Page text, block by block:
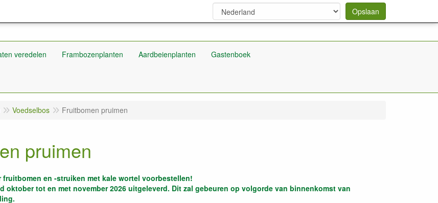
veredelen Frambozenplanten Aardbeienplanten Gastenboek
Voedselbos Fruitbomen pruimen
pruimen
fruitbomen en -struiken met kale wortel voorbestellen!
oktober tot en met november 2026 uitgeleverd. Dit zal gebeuren op volgorde van binnenkomst van
Opslaan